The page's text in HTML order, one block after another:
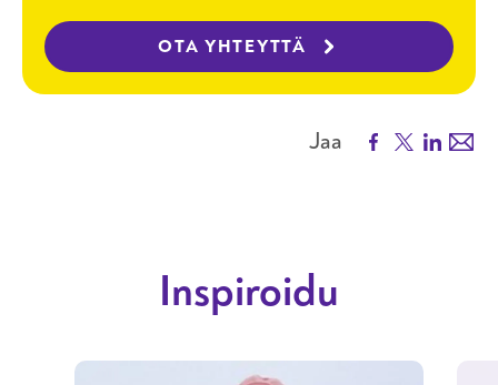
OTA YHTEYTTÄ
Jaa Facebook
X LinkedIn
Inspiroidu